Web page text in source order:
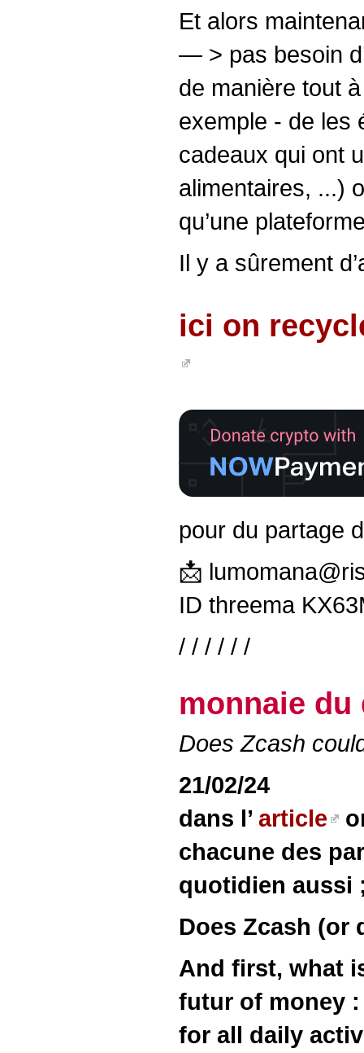
Et alors
— > pas besoin
de manière tout
exemple - de les
cadeaux qui ont
alimentaires, ...)
qu’une
Il y a sûrement
ici on
pour du partage
📩
ID threema
/ / / / / /
monnaie
Does Zcash
21/02/24
dans l’ article
chacune des
quotidien aussi
Does Zcash (or
And first, what
futur of money :
for all daily